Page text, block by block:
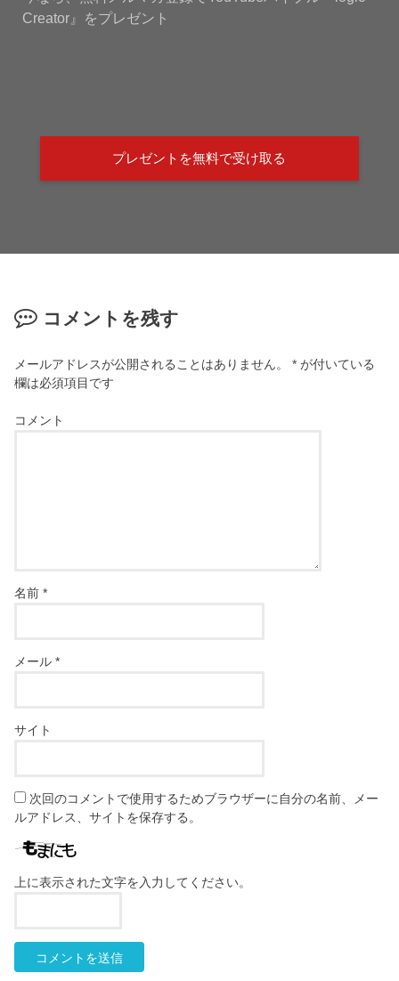
Creator』をプレゼント
プレゼントを無料で受け取る
コメントを残す
メールアドレスが公開されることはありません。 * が付いている
欄は必須項目です
コメント
名前*
メール*
サイト
次回のコメントで使用するためブラウザーに自分の名前、メー
ルアドレス、サイトを保存する。
上に表示された文字を入力してください。